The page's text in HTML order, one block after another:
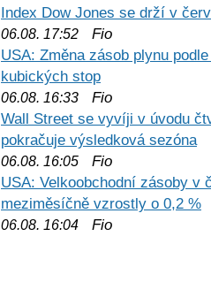
Index Dow Jones se drží v
06.08. 17:52 Fio
USA: Změna zásob plynu
kubických stop
06.08. 16:33 Fio
Wall Street se vyvíji v úvodu
pokračuje výsledková sezóna
06.08. 16:05 Fio
USA: Velkoobchodní zásoby v
meziměsíčně vzrostly o 0,2 %
06.08. 16:04 Fio